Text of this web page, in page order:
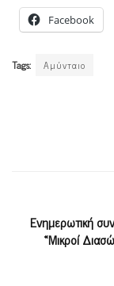
Facebook
Tags: Αμύνταιο
Ενημερωτική
«Μικροί